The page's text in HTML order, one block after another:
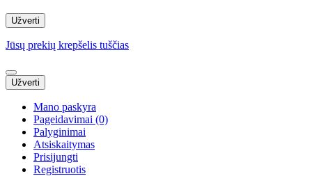
Užverti
Jūsų prekių krepšelis tuščias
Užverti
Mano paskyra
Pageidavimai (0)
Palyginimai
Atsiskaitymas
Prisijungti
Registruotis